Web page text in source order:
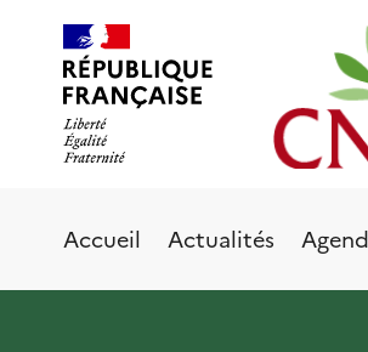
contenu
principal
Accueil Actualités